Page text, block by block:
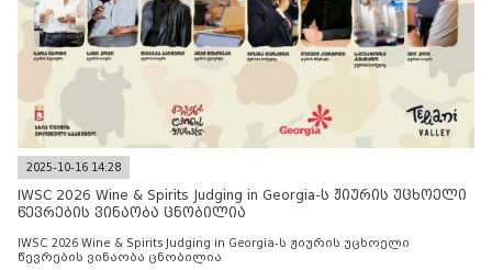
2025-10-16 14:28
IWSC 2026 Wine & Spirits Judging in Georgia-ს ჟიურის უცხოელი
წევრების ვინაობა ცნობილია
IWSC 2026 Wine & Spirits Judging in Georgia-ს ჟიურის უცხოელი
წევრების ვინაობა ცნობილია